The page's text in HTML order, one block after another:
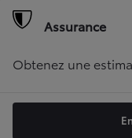
Assurance
Obtenez une